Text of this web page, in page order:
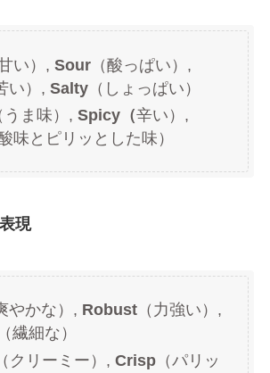
い）, Sour（酸っぱい）,
い）, Salty（しょっぱい）
うま味）, Spicy（辛い）,
味とピリッとした味）
現
やかな）, Robust（力強い）,
繊細な）
クリーミー）, Crisp（パリッ